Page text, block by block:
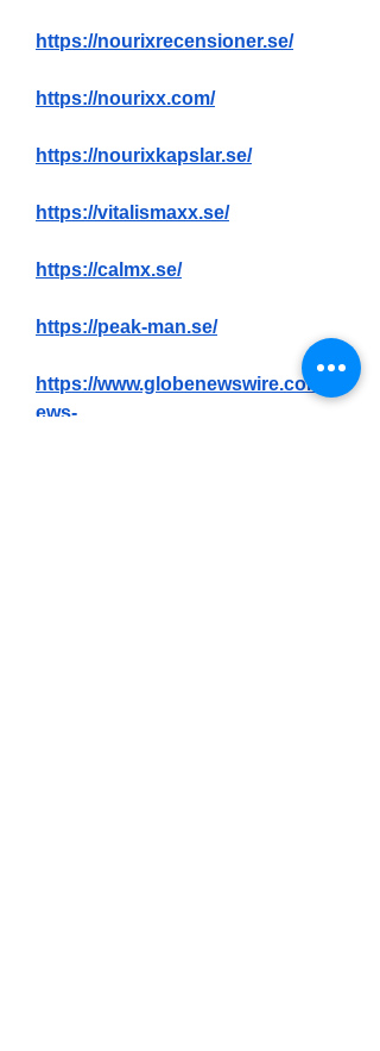
https://nourixrecensioner.se/
https://nourixx.com/
https://nourixkapslar.se/
https://vitalismaxx.se/
https://calmx.se/
https://peak-man.se/
https://www.globenewswire.com/n
ews-